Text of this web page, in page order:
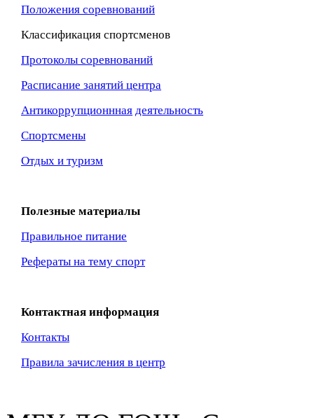
Положения соревнований
Классификация спортсменов
Протоколы соревнований
Расписание занятий центра
Антикоррупционнная деятельность
Спортсмены
Отдых и туризм
Полезные материалы
Правильное питание
Рефераты на тему спорт
Контактная информация
Контакты
Правила зачисления в центр